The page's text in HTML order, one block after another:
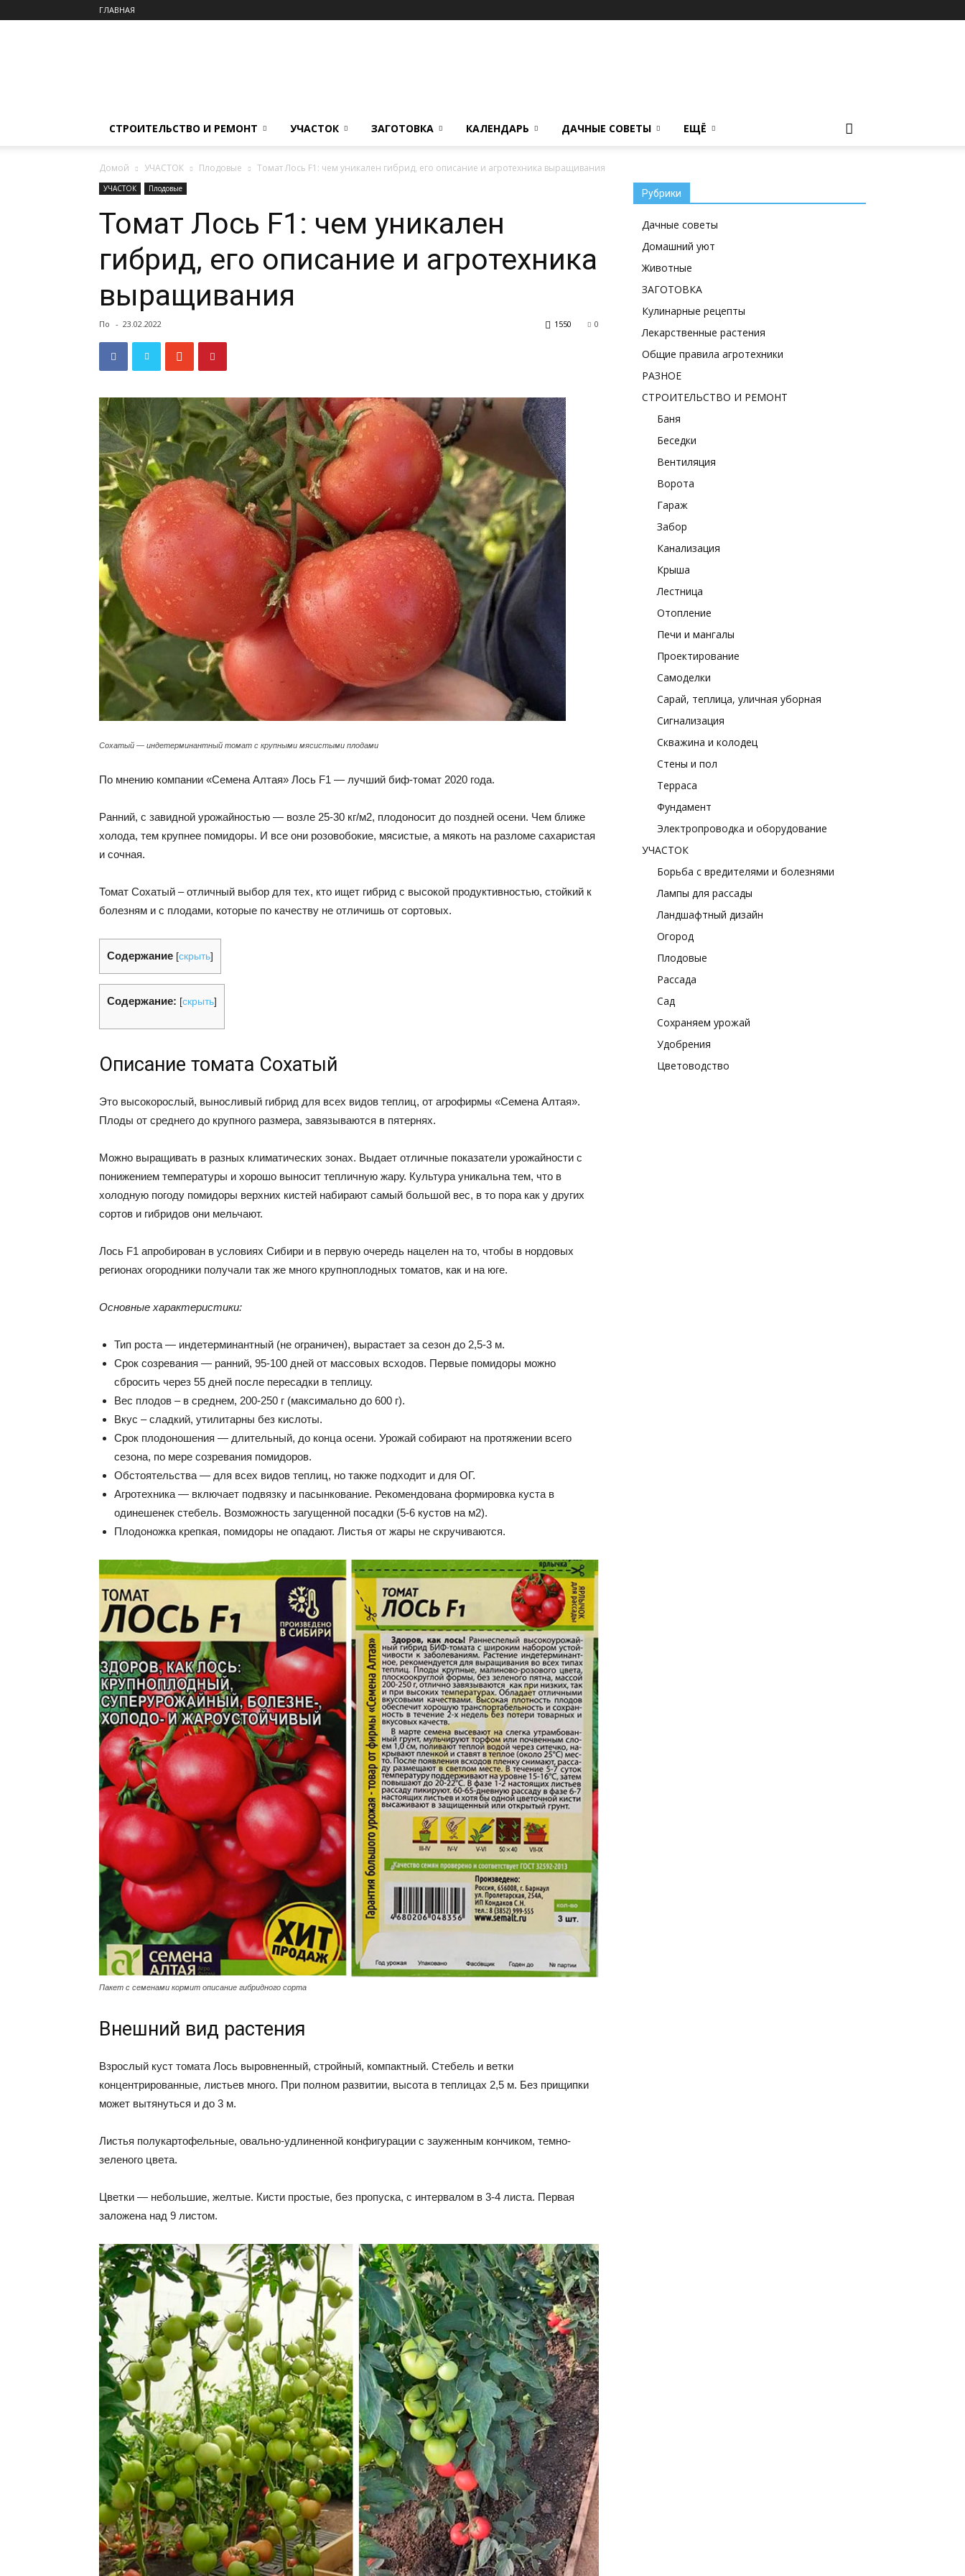
ГЛАВНАЯ
СТРОИТЕЛЬСТВО И РЕМОНТ УЧАСТОК ЗАГОТОВКА КАЛЕНДАРЬ ДАЧНЫЕ СОВЕТЫ ЕЩЁ
Домой УЧАСТОК Плодовые Томат Лось F1: чем уникален гибрид, его описание и агротехника выращивания
УЧАСТОК Плодовые
Томат Лось F1: чем уникален
гибрид, его описание и агротехника
выращивания
По - 23.02.2022 0
1550
Сохатый — индетерминантный томат с крупными мясистыми плодами
По мнению компании «Семена Алтая» Лось F1 — лучший биф-томат 2020 года.
Ранний, с завидной урожайностью — возле 25-30 кг/м2, плодоносит до поздней осени. Чем ближе
холода, тем крупнее помидоры. И все они розовобокие, мясистые, а мякоть на разломе сахаристая
и сочная.
Томат Сохатый – отличный выбор для тех, кто ищет гибрид с высокой продуктивностью, стойкий к
болезням и с плодами, которые по качеству не отличишь от сортовых.
Содержание [скрыть]
Содержание: [скрыть]
Описание томата Сохатый
Это высокорослый, выносливый гибрид для всех видов теплиц, от агрофирмы «Семена Алтая».
Плоды от среднего до крупного размера, завязываются в пятернях.
Можно выращивать в разных климатических зонах. Выдает отличные показатели урожайности с
понижением температуры и хорошо выносит тепличную жару. Культура уникальна тем, что в
холодную погоду помидоры верхних кистей набирают самый большой вес, в то пора как у других
сортов и гибридов они мельчают.
Лось F1 апробирован в условиях Сибири и в первую очередь нацелен на то, чтобы в нордовых
регионах огородники получали так же много крупноплодных томатов, как и на юге.
Основные характеристики:
Тип роста — индетерминантный (не ограничен), вырастает за сезон до 2,5-3 м.
Срок созревания — ранний, 95-100 дней от массовых всходов. Первые помидоры можно
сбросить через 55 дней после пересадки в теплицу.
Вес плодов – в среднем, 200-250 г (максимально до 600 г).
Вкус – сладкий, утилитарны без кислоты.
Срок плодоношения — длительный, до конца осени. Урожай собирают на протяжении всего
сезона, по мере созревания помидоров.
Обстоятельства — для всех видов теплиц, но также подходит и для ОГ.
Агротехника — включает подвязку и пасынкование. Рекомендована формировка куста в
одинешенек стебель. Возможность загущенной посадки (5-6 кустов на м2).
Плодоножка крепкая, помидоры не опадают. Листья от жары не скручиваются.
Пакет с семенами кормит описание гибридного сорта
Внешний вид растения
Взрослый куст томата Лось выровненный, стройный, компактный. Стебель и ветки
концентрированные, листьев много. При полном развитии, высота в теплицах 2,5 м. Без прищипки
может вытянуться и до 3 м.
Листья полукартофельные, овально-удлиненной конфигурации с зауженным кончиком, темно-
зеленого цвета.
Цветки — небольшие, желтые. Кисти простые, без пропуска, с интервалом в 3-4 листа. Первая
заложена над 9 листом.
Рубрики
Дачные советы
Домашний уют
Животные
ЗАГОТОВКА
Кулинарные рецепты
Лекарственные растения
Общие правила агротехники
РАЗНОЕ
СТРОИТЕЛЬСТВО И РЕМОНТ
Баня
Беседки
Вентиляция
Ворота
Гараж
Забор
Канализация
Крыша
Лестница
Отопление
Печи и мангалы
Проектирование
Самоделки
Сарай, теплица, уличная уборная
Сигнализация
Скважина и колодец
Стены и пол
Терраса
Фундамент
Электропроводка и оборудование
УЧАСТОК
Борьба с вредителями и болезнями
Лампы для рассады
Ландшафтный дизайн
Огород
Плодовые
Рассада
Сад
Сохраняем урожай
Удобрения
Цветоводство